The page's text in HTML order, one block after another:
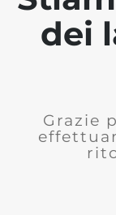
dei
Grazie